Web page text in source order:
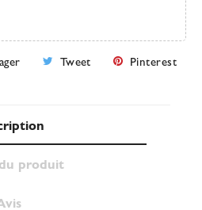
Tweet Pinterest
produit